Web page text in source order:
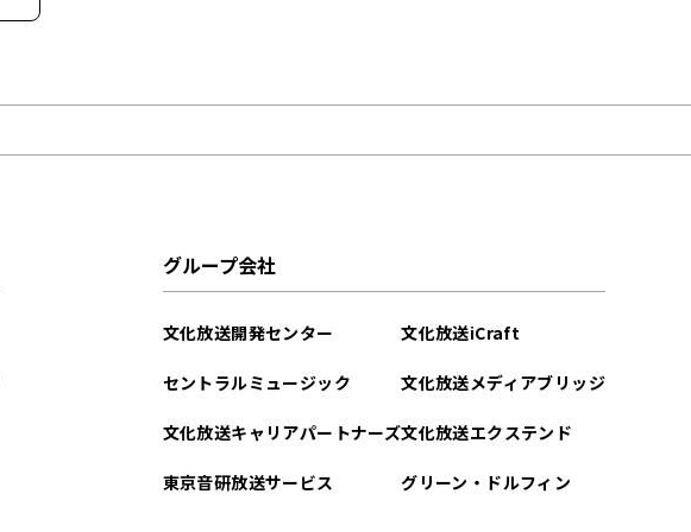
グループ会社
文化放送開発センター
セントラルミュージック
文化放送キャリアパートナーズ
東京音研放送サービス
文化放送iCraft
文化放送メディアブリッジ
文化放送エクステンド
グリーン・ドルフィン